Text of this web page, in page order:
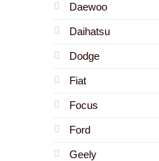
Daewoo
Daihatsu
Dodge
Fiat
Focus
Ford
Geely